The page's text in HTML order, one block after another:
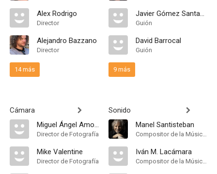
Alex Rodrigo
Director
Alejandro Bazzano
Director
14 más
Cámara
Miguel Ángel Amoedo
Director de Fotografía
Mike Valentine
Director de Fotografía
Javier Gómez Santander
Guión
David Barrocal
Guión
9 más
Sonido
Manel Santisteban
Compositor de la Música Original
Iván M. Lacámara
Compositor de la Música Original